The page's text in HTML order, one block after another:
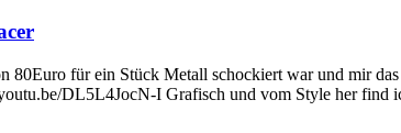
80Euro für ein Stück Metall schockiert war und mir
DL5L4JocN-I Grafisch und vom Style her find